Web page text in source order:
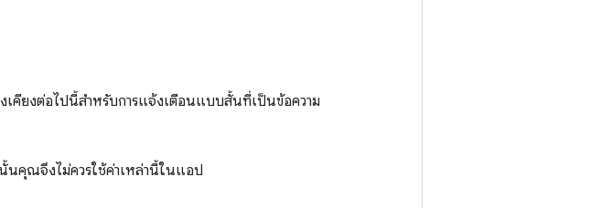
คียงต่อไปนี้สำหรับการแจ้งเตือนแบบสั้นที่เป็นข้อความ
นคุณจึงไม่ควรใช้ค่าเหล่านี้ในแอป